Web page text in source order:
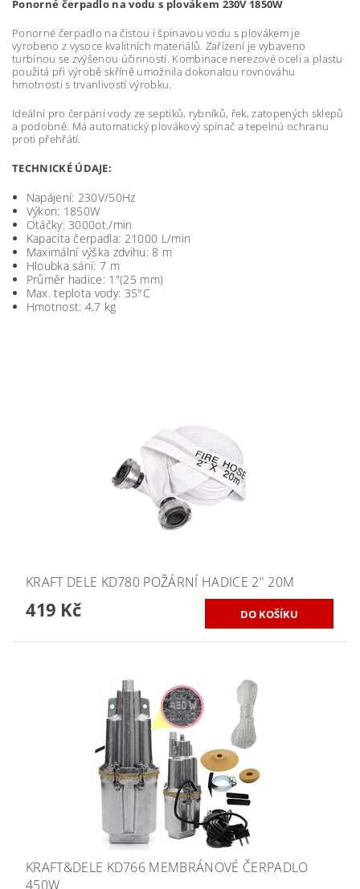
Ponorné čerpadlo na vodu s plovákem 230V 1850W
Ponorné čerpadlo na čistou i špinavou vodu s plovákem je
vyrobeno z vysoce kvalitních materiálů. Zařízení je vybaveno
turbínou se zvýšenou účinností. Kombinace nerezové oceli a plastu
použitá při výrobě skříně umožnila dokonalou rovnováhu
hmotnosti s trvanlivostí výrobku.
Ideální pro čerpání vody ze septiků, rybníků, řek, zatopených sklepů
a podobně. Má automatický plovákový spínač a tepelnú ochranu
proti přehřátí.
TECHNICKÉ ÚDAJE:
Napájení: 230V/50Hz
Výkon: 1850W
Otáčky: 3000ot./min
Kapacita čerpadla: 21000 L/min
Maximální výška zdvihu: 8 m
Hloubka sání: 7 m
Průměr hadice: 1"(25 mm)
Max. teplota vody: 35°C
Hmotnost: 4,7 kg
KRAFT DELE KD780 POŽÁRNÍ HADICE 2" 20M
419 Kč
KRAFT&DELE KD766 MEMBRÁNOVÉ ČERPADLO
450W